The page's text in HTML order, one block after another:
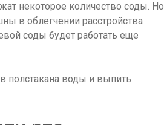
некоторое количество соды. Но
в облегчении расстройства
соды будет работать еще
полстакана воды и выпить